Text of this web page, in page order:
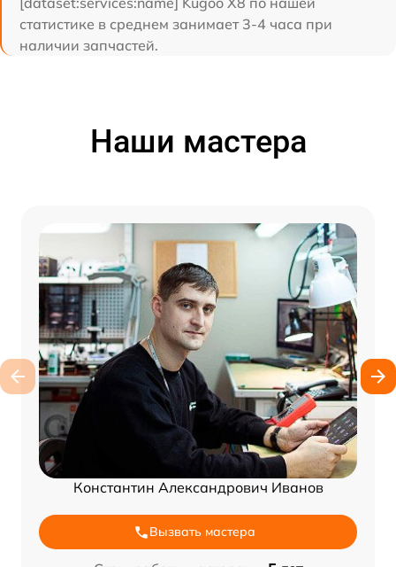
статистике в среднем занимает 3-4 часа при
наличии запчастей.
Наши мастера
Константин Александрович Иванов
Вызвать мастера